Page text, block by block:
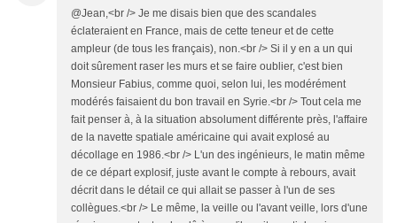
@Jean,<br /> Je me disais bien que des scandales
éclateraient en France, mais de cette teneur et de cette
ampleur (de tous les français), non.<br /> Si il y en a un qui
doit sûrement raser les murs et se faire oublier, c'est bien
Monsieur Fabius, comme quoi, selon lui, les modérément
modérés faisaient du bon travail en Syrie.<br /> Tout cela me
fait penser à, à la situation absolument différente près, l'affaire
de la navette spatiale américaine qui avait explosé au
décollage en 1986.<br /> L'un des ingénieurs, le matin même
de ce départ explosif, juste avant le compte à rebours, avait
décrit dans le détail ce qui allait se passer à l'un de ses
collègues.<br /> Le même, la veille ou l'avant veille, lors d'une